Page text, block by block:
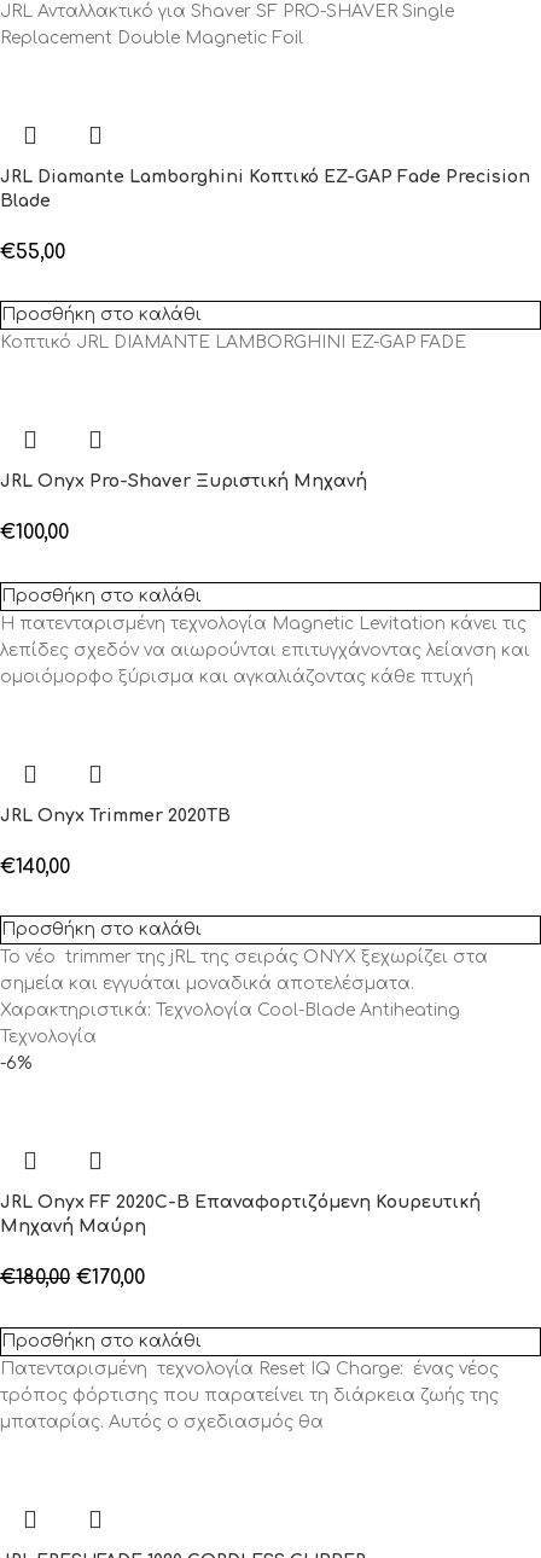
JRL Ανταλλακτικό για Shaver SF PRO-SHAVER Single
Replacement Double Magnetic Foil
JRL Diamante Lamborghini Κοπτικό EZ-GAP Fade Precision
Blade
€55,00
Προσθήκη στο καλάθι
Κοπτικό JRL DIAMANTE LAMBORGHINI EZ-GAP FADE
JRL Onyx Pro-Shaver Ξυριστική Μηχανή
€100,00
Προσθήκη στο καλάθι
Η πατενταρισμένη τεχνολογία Magnetic Levitation κάνει τις
λεπίδες σχεδόν να αιωρούνται επιτυγχάνοντας λείανση και
ομοιόμορφο ξύρισμα και αγκαλιάζοντας κάθε πτυχή
JRL Onyx Trimmer 2020TB
€140,00
Προσθήκη στο καλάθι
Το νέο trimmer της jRL της σειράς ONYX ξεχωρίζει στα
σημεία και εγγυάται μοναδικά αποτελέσματα.
Χαρακτηριστικά: Τεχνολογία Cool-Blade Antiheating
Τεχνολογία
-6%
JRL Onyx FF 2020C-B Επαναφορτιζόμενη Κουρευτική
Μηχανή Μαύρη
€180,00 €170,00
Προσθήκη στο καλάθι
Πατενταρισμένη τεχνολογία Reset IQ Charge: ένας νέος
τρόπος φόρτισης που παρατείνει τη διάρκεια ζωής της
μπαταρίας. Αυτός ο σχεδιασμός θα